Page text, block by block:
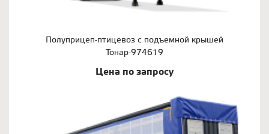
Полуприцеп-птицевоз с подъемной крышей
Тонар-974619
Цена по запросу